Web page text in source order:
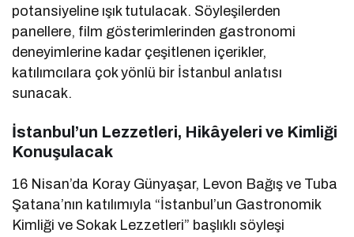
potansiyeline ışık tutulacak. Söyleşilerden
panellere, film gösterimlerinden gastronomi
deneyimlerine kadar çeşitlenen içerikler,
katılımcılara çok yönlü bir İstanbul anlatısı
sunacak.
İstanbul’un Lezzetleri, Hikâyeleri ve Kimliği
Konuşulacak
16 Nisan’da Koray Günyaşar, Levon Bağış ve Tuba
Şatana’nın katılımıyla “İstanbul’un Gastronomik
Kimliği ve Sokak Lezzetleri” başlıklı söyleşi